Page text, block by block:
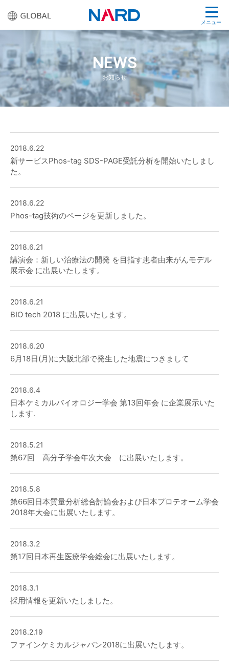
メニュー
NEWS
お知らせ
2018.6.22
新サービスPhos-tag SDS-PAGE受託分析を開始いたしまし
た。
2018.6.22
Phos-tag技術のページを更新しました。
2018.6.21
講演会：新しい治療法の開発 を目指す患者由来がんモデル
展示会 に出展いたします。
2018.6.21
BIO tech 2018 に出展いたします。
2018.6.20
6月18日(月)に大阪北部で発生した地震につきまして
2018.6.4
日本ケミカルバイオロジー学会 第13回年会 に企業展示いた
します.
2018.5.21
第67回 高分子学会年次大会 に出展いたします。
2018.5.8
第66回日本質量分析総合討論会および日本プロテオーム学会
2018年大会に出展いたします。
2018.3.2
第17回日本再生医療学会総会に出展いたします。
2018.3.1
採用情報を更新いたしました。
2018.2.19
ファインケミカルジャパン2018に出展いたします。